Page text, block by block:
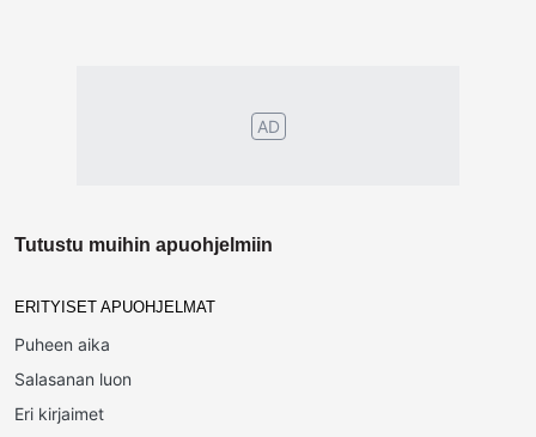
AD
Tutustu muihin apuohjelmiin
ERITYISET APUOHJELMAT
Puheen aika
Salasanan luon
Eri kirjaimet